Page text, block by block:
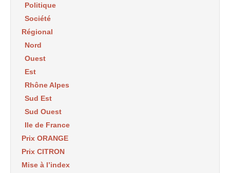
Politique
Société
Régional
Nord
Ouest
Est
Rhône Alpes
Sud Est
Sud Ouest
Ile de France
Prix ORANGE
Prix CITRON
Mise à l’index